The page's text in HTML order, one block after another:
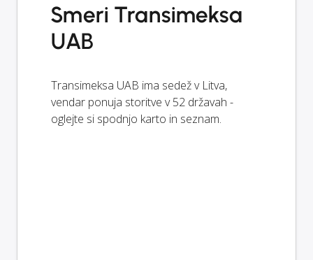
Smeri Transimeksa
UAB
Transimeksa UAB ima sedež v Litva,
vendar ponuja storitve v 52 državah -
oglejte si spodnjo karto in seznam.